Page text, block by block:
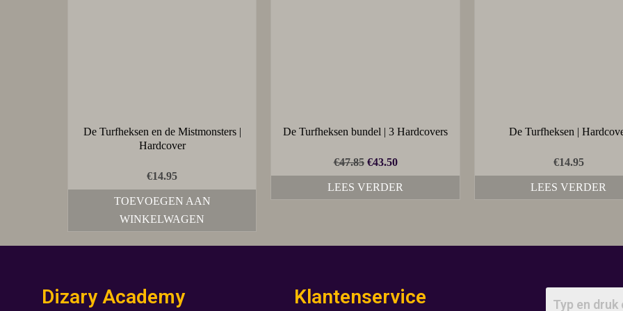
De Turfheksen en de Mistmonsters |
Hardcover
€14.95
TOEVOEGEN AAN
WINKELWAGEN
De Turfheksen bundel | 3 Hardcovers
€47.85 €43.50
LEES VERDER
De Turfheksen |
€14.95
LEES VERDER
Dizary Academy Klantenservice